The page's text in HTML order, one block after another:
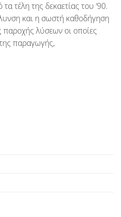
τέλη της δεκαετίας του ‘90.
και η σωστή καθοδήγηση
λύσεων οι οποίες
παραγωγής,